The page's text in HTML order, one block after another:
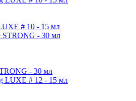
# 10 - 15 мл
- 30 мл